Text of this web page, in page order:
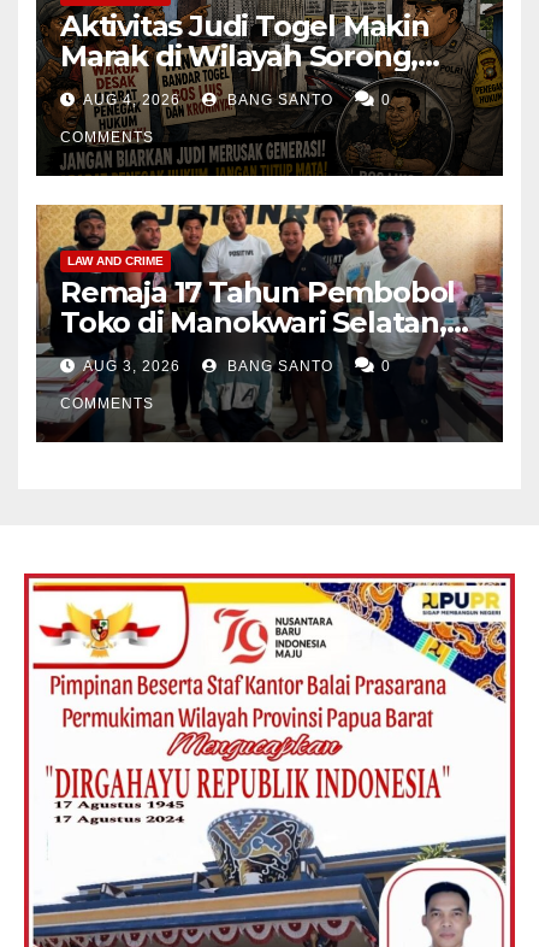
Aktivitas Judi Togel Makin
Marak di Wilayah Sorong,
Warga Desak Aparat Segera
Tangkap Bandar Luis dan
Kroninya
AUG 4, 2026 BANG SANTO 0
COMMENTS
LAW AND CRIME
Remaja 17 Tahun Pembobol
Toko di Manokwari Selatan,
Akhirnya Diamankan Tim
Jatanras Polda Papua Barat
AUG 3, 2026 BANG SANTO 0
COMMENTS